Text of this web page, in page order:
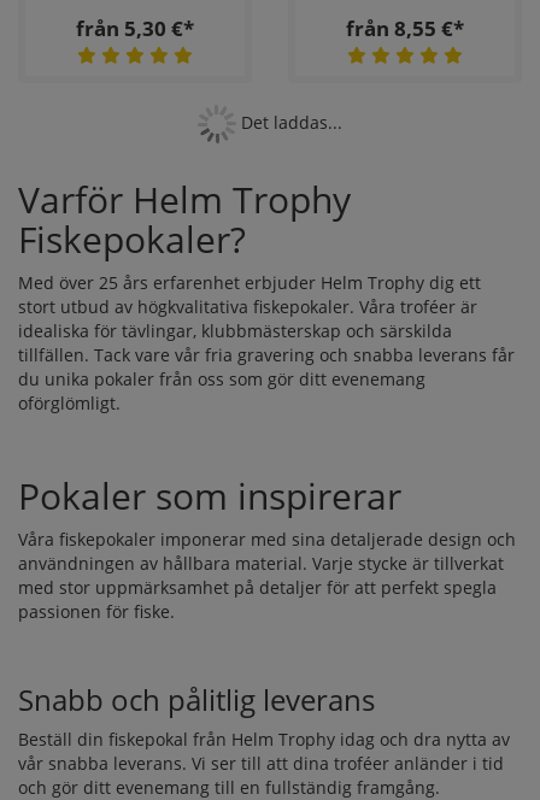
från 5,30 €* från 8,55 €*
Det laddas...
Varför Helm Trophy
Fiskepokaler?
Med över 25 års erfarenhet erbjuder Helm Trophy dig ett
stort utbud av högkvalitativa fiskepokaler. Våra troféer är
idealiska för tävlingar, klubbmästerskap och särskilda
tillfällen. Tack vare vår fria gravering och snabba leverans får
du unika pokaler från oss som gör ditt evenemang
oförglömligt.
Pokaler som inspirerar
Våra fiskepokaler imponerar med sina detaljerade design och
användningen av hållbara material. Varje stycke är tillverkat
med stor uppmärksamhet på detaljer för att perfekt spegla
passionen för fiske.
Snabb och pålitlig leverans
Beställ din fiskepokal från Helm Trophy idag och dra nytta av
vår snabba leverans. Vi ser till att dina troféer anländer i tid
och gör ditt evenemang till en fullständig framgång.